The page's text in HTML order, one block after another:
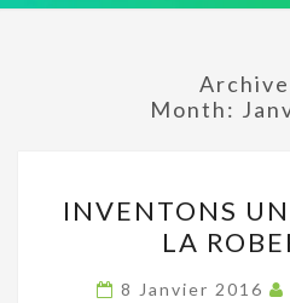
Month:
INVENTONS
LA
8 Janvier 2016